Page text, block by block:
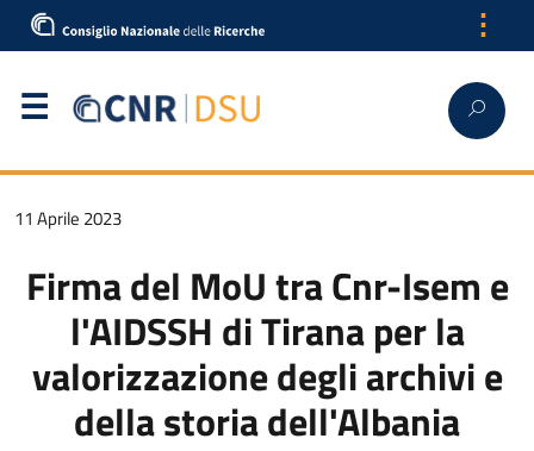
⋮
11 Aprile 2023
Firma del MoU tra Cnr-Isem e
l'AIDSSH di Tirana per la
valorizzazione degli archivi e
della storia dell'Albania